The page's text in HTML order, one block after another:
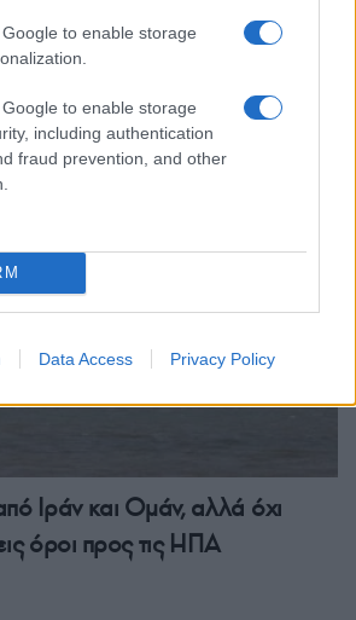
to enable storage
to enable storage
including authentication
fraud prevention, and other
Data Access Privacy Policy
μπλοκάρει νέες ζώνες
νότο
Ιράν και Ομάν, αλλά όχι
όροι προς τις ΗΠΑ